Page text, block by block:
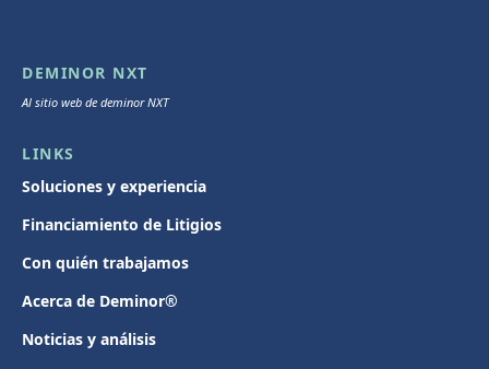
DEMINOR NXT
Al sitio web de deminor NXT
LINKS
Soluciones y experiencia
Financiamiento de Litigios
Con quién trabajamos
Acerca de Deminor®
Noticias y análisis